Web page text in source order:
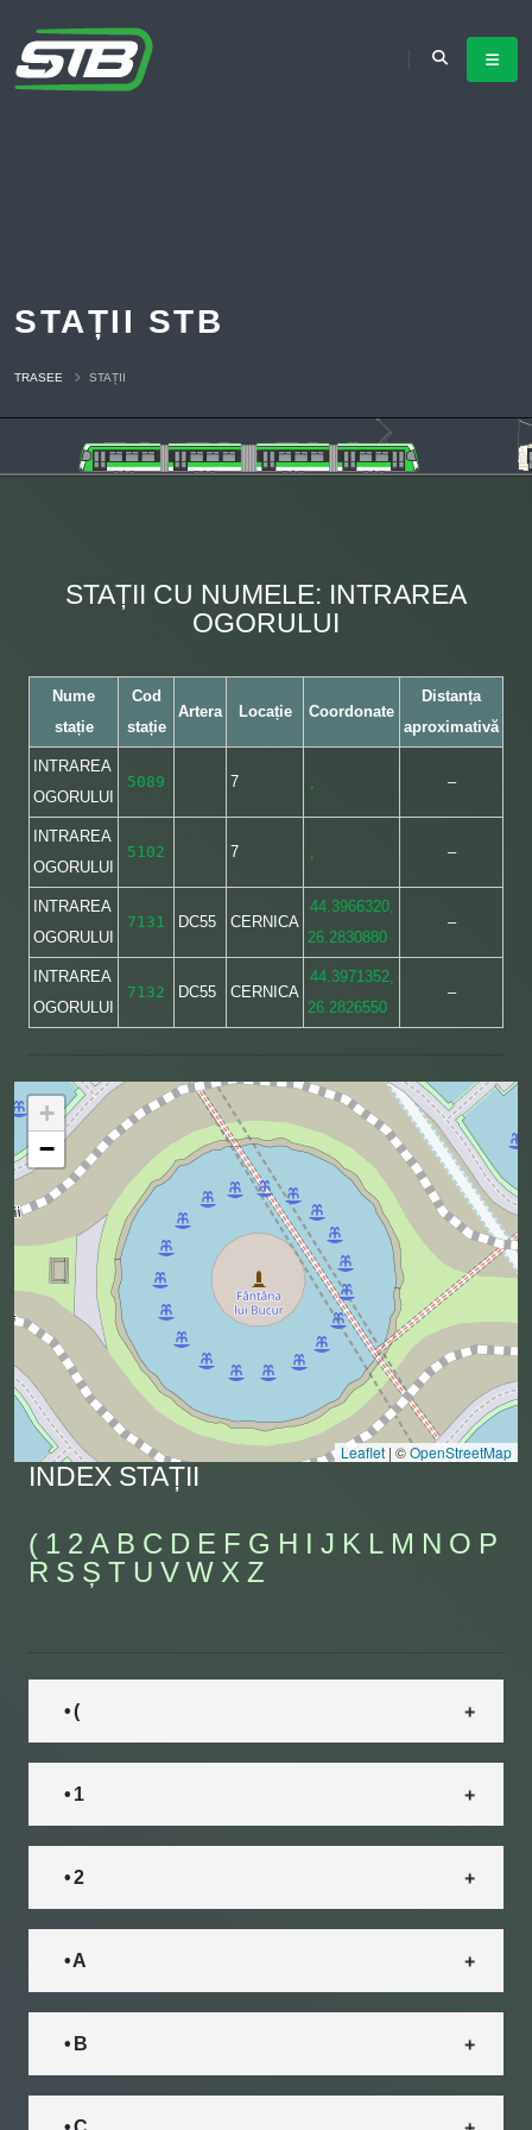
STAȚII STB
TRASEE STAȚII
STAȚII CU NUMELE: INTRAREA
OGORULUI
Nume
stație
Cod
stație
Artera Locație Coordonate
Distanța
aproximativă
INTRAREA
OGORULUI
5089 7 , –
INTRAREA
OGORULUI
5102 7 , –
INTRAREA
OGORULUI
7131 DC55 CERNICA
44.3966320,
26.2830880
–
INTRAREA
OGORULUI
7132 DC55 CERNICA
44.3971352,
26.2826550
–
+
−
Leaflet | ©OpenStreetMap
INDEX STAȚII
( 1 2 A B C D E F G H I J K L M N O P
R S Ș T U V W X Z
• (
• 1
• 2
• A
• B